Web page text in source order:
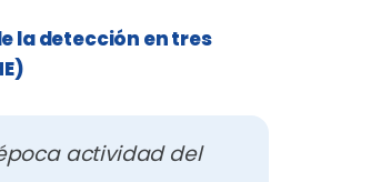
la detección en tres
actividad del